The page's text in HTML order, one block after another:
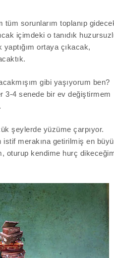
sorunlarım toplanıp
içimdeki o tanıdık
ortaya çıkacak,
gibi yaşıyorum ben?
3-4 senede bir ev değiştirmem
şeylerde yüzüme çarpıyor.
istif merakına getirilmiş en
oturup kendime hurç